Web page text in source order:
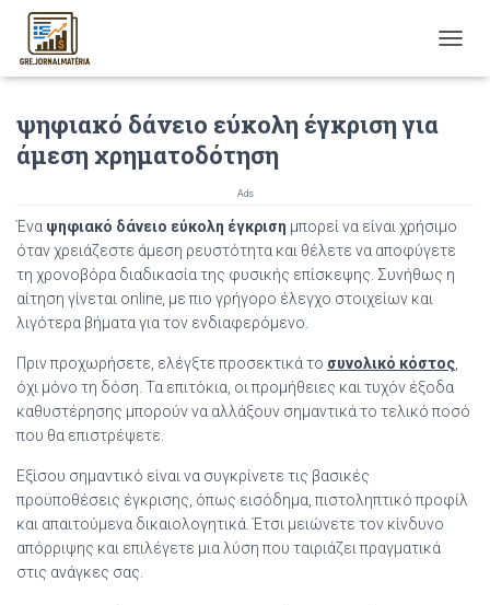
O
V
A
N
ψηφιακό δάνειο εύκολη έγκριση για
άμεση χρηματοδότηση
Ads
Ένα ψηφιακό δάνειο εύκολη έγκριση μπορεί να είναι χρήσιμο
όταν χρειάζεστε άμεση ρευστότητα και θέλετε να αποφύγετε
τη χρονοβόρα διαδικασία της φυσικής επίσκεψης. Συνήθως η
αίτηση γίνεται online, με πιο γρήγορο έλεγχο στοιχείων και
λιγότερα βήματα για τον ενδιαφερόμενο.
Πριν προχωρήσετε, ελέγξτε προσεκτικά το συνολικό κόστος
όχι μόνο τη δόση. Τα επιτόκια, οι προμήθειες και τυχόν έξοδα
καθυστέρησης μπορούν να αλλάξουν σημαντικά το τελικό ποσό
που θα επιστρέψετε.
Εξίσου σημαντικό είναι να συγκρίνετε τις βασικές
προϋποθέσεις έγκρισης, όπως εισόδημα, πιστοληπτικό προφίλ
και απαιτούμενα δικαιολογητικά. Έτσι μειώνετε τον κίνδυνο
απόρριψης και επιλέγετε μια λύση που ταιριάζει πραγματικά
στις ανάγκες σας.